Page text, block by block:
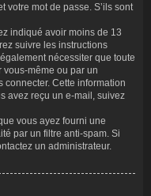
votre mot de passe. S’ils sont
indiqué avoir moins de 13
suivre les instructions
nécessiter que toute
même ou par un
Cette information
avez reçu un e-mail, suivez
vous ayez fourni une
par un filtre anti-spam. Si
un administrateur.